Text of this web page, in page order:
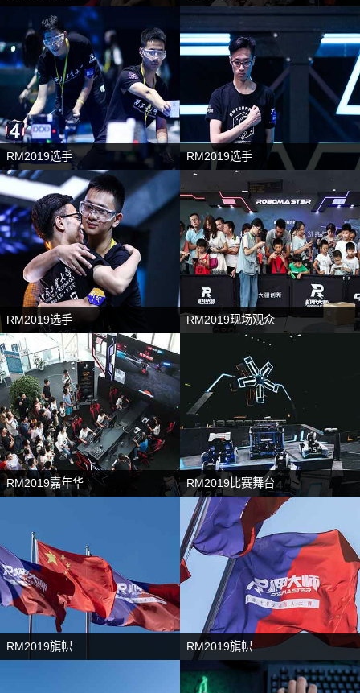
RM2019选手 RM2019选手
RM2019选手 RM2019现场观众
RM2019嘉年华 RM2019比赛舞台
RM2019旗帜 RM2019旗帜